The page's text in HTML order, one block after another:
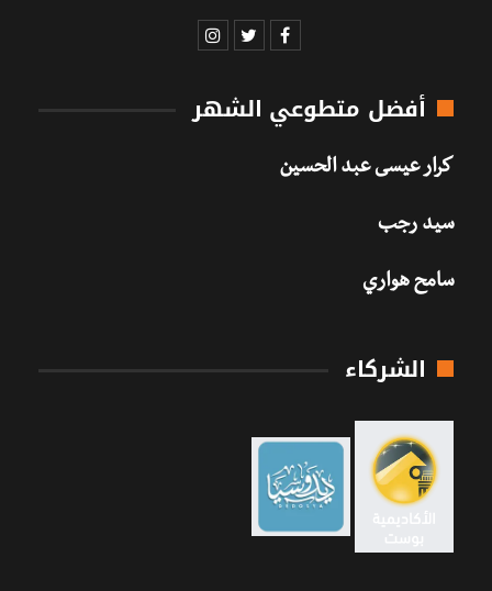
أفضل متطوعي الشهر
كرار عيسى عبد الحسين
سيد رجب
سامح هواري
الشركاء